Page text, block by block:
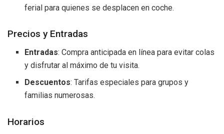
ferial para quienes se desplacen en coche.
Precios y Entradas
Entradas: Compra anticipada en línea para evitar colas
y disfrutar al máximo de tu visita.
Descuentos: Tarifas especiales para grupos y
familias numerosas.
Horarios